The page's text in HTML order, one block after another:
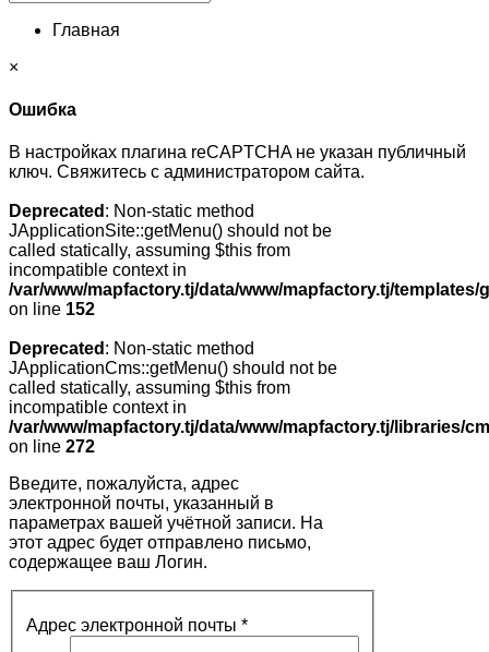
Главная
×
Ошибка
В настройках плагина reCAPTCHA не указан публичный
ключ. Свяжитесь с администратором сайта.
Deprecated : Non-static method
JApplicationSite::getMenu() should not be
called statically, assuming $this from
incompatible context in
/var/www/mapfactory.tj/data/www/mapfactory.tj/
on line 152
Deprecated : Non-static method
JApplicationCms::getMenu() should not be
called statically, assuming $this from
incompatible context in
/var/www/mapfactory.tj/data/www/mapfactory.tj/libraries/
on line 272
Введите, пожалуйста, адрес
электронной почты, указанный в
параметрах вашей учётной записи. На
этот адрес будет отправлено письмо,
содержащее ваш Логин.
Адрес электронной почты *